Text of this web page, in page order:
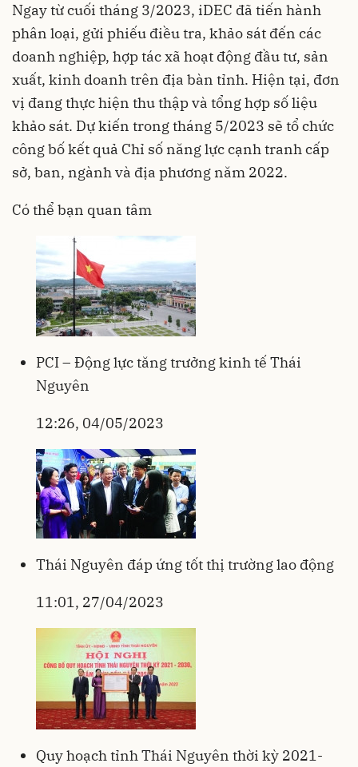
Ngay từ cuối tháng 3/2023, iDEC đã tiến hành
phân loại, gửi phiếu điều tra, khảo sát đến các
doanh nghiệp, hợp tác xã hoạt động đầu tư, sản
xuất, kinh doanh trên địa bàn tỉnh. Hiện tại, đơn
vị đang thực hiện thu thập và tổng hợp số liệu
khảo sát. Dự kiến trong tháng 5/2023 sẽ tổ chức
công bố kết quả Chỉ số năng lực cạnh tranh cấp
sở, ban, ngành và địa phương năm 2022.
Có thể bạn quan tâm
PCI – Động lực tăng trưởng kinh tế Thái
Nguyên
12:26, 04/05/2023
Thái Nguyên đáp ứng tốt thị trường lao động
11:01, 27/04/2023
Quy hoạch tỉnh Thái Nguyên thời kỳ 2021-